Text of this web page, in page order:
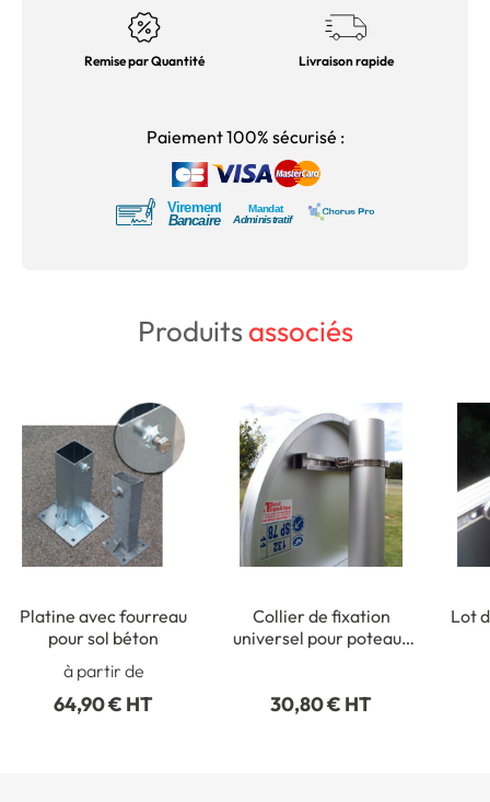
Remise par Quantité Livraison rapide
Paiement 100% sécurisé :
Produitsassociés
Platine avec fourreau
pour sol béton
à partir de
64,90 € HT
Collier de fixation
universel pour poteaux
30,80 € HT
Lot